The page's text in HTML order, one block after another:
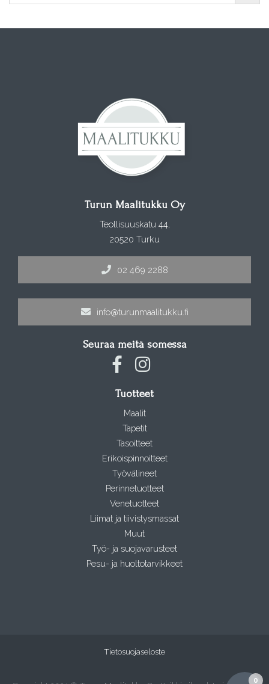
0
Turun Maalitukku Oy
Teollisuuskatu 44,
20520 Turku
02 469 2288
info@turunmaalitukku.fi
Seuraa meitä somessa
Tuotteet
Maalit
Tapetit
Tasoitteet
Erikoispinnoitteet
Työvälineet
Perinnetuotteet
Venetuotteet
Liimat ja tiivistysmassat
Muut
Työ- ja suojavarusteet
Pesu- ja huoltotarvikkeet
Tietosuojaseloste